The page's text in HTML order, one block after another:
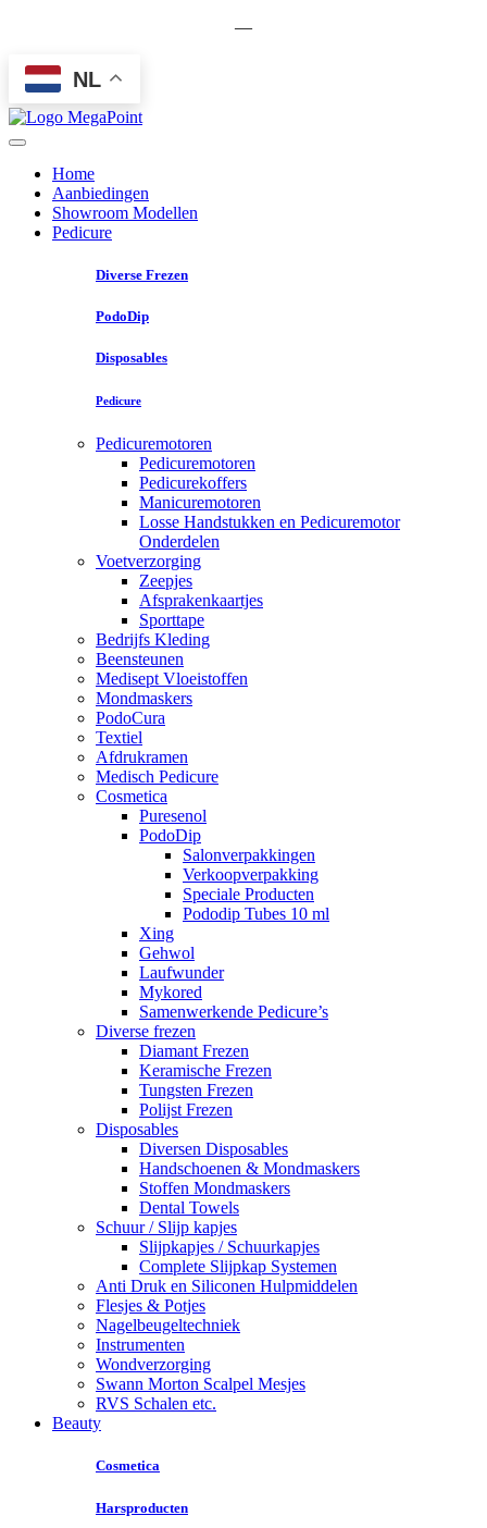
—
NL
Home
Aanbiedingen
Showroom Modellen
Pedicure
Diverse Frezen
PodoDip
Disposables
Pedicure
Pedicuremotoren
Pedicuremotoren
Pedicurekoffers
Manicuremotoren
Losse Handstukken en Pedicuremotor
Onderdelen
Voetverzorging
Zeepjes
Afsprakenkaartjes
Sporttape
Bedrijfs Kleding
Beensteunen
Medisept Vloeistoffen
Mondmaskers
PodoCura
Textiel
Afdrukramen
Medisch Pedicure
Cosmetica
Puresenol
PodoDip
Salonverpakkingen
Verkoopverpakking
Speciale Producten
Pododip Tubes 10 ml
Xing
Gehwol
Laufwunder
Mykored
Samenwerkende Pedicure’s
Diverse frezen
Diamant Frezen
Keramische Frezen
Tungsten Frezen
Polijst Frezen
Disposables
Diversen Disposables
Handschoenen & Mondmaskers
Stoffen Mondmaskers
Dental Towels
Schuur / Slijp kapjes
Slijpkapjes / Schuurkapjes
Complete Slijpkap Systemen
Anti Druk en Siliconen Hulpmiddelen
Flesjes & Potjes
Nagelbeugeltechniek
Instrumenten
Wondverzorging
Swann Morton Scalpel Mesjes
RVS Schalen etc.
Beauty
Cosmetica
Harsproducten